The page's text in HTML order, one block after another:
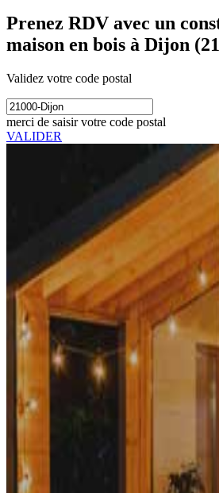
Prenez RDV avec un
maison en bois à Dijon
Validez votre code postal
merci de saisir votre code postal
VALIDER